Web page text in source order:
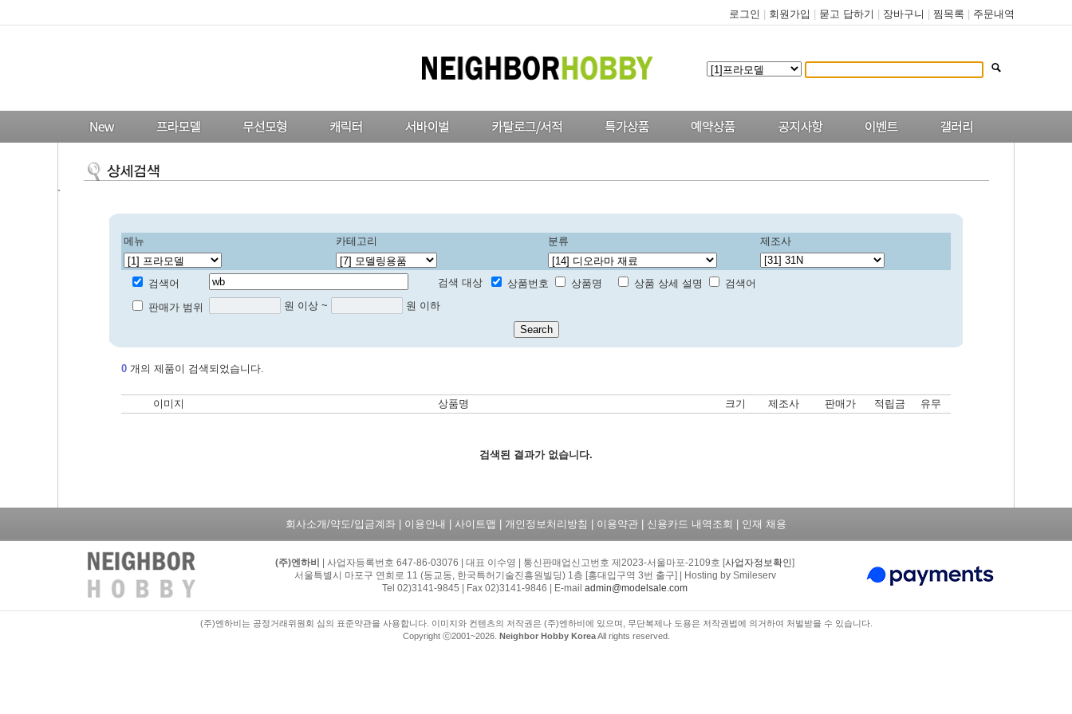
로그인 회원가입 묻고 답하기 장바구니 찜목록 주문내역
`
메뉴 카테고리 분류 제조사
검색어 검색 대상 상품번호 상품명 상품 상세 설명
검색어
판매가 범위
원 이상 ~ 원 이하
0 개의 제품이 검색되었습니다.
이미지 상품명 크기 제조사 판매가 적립금 유무
검색된 결과가 없습니다.
회사소개/약도/입금계좌 이용안내 사이트맵 개인정보처리방침 이용약관 신용카드 내역조회 인재 채용
(주)엔하비 | 사업자등록번호 647-86-03076 | 대표 이수영 | 통신판매업신고번호 제2023-서울마포-2109호 [사업자정보확인]
서울특별시 마포구 연희로 11 (동교동, 한국특허기술진흥원빌딩) 1층 [홍대입구역 3번 출구] | Hosting by Smileserv
Tel 02)3141-9845 | Fax 02)3141-9846 | E-mail admin@modelsale.com
(주)엔하비는 공정거래위원회 심의 표준약관을 사용합니다. 이미지와 컨텐츠의 저작권은 (주)엔하비에 있으며, 무단복제나 도용은 저작권법에 의거하여 처벌받을 수 있습니다.
Copyright ⓒ2001~2026. Neighbor Hobby KoreaAll rights reserved.